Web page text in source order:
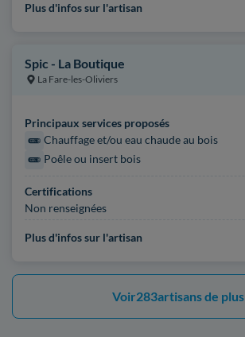
Plus d'infos sur l'artisan
Spic - La Boutique
La Fare-les-Oliviers
Principaux services proposés
Chauffage et/ou eau chaude au bois
Poêle ou insert bois
Certifications
Non renseignées
Plus d'infos sur l'artisan
Voir283artisans de plus